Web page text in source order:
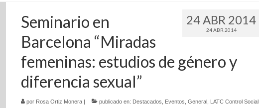
24 ABR 2014
24 ABR 2014
Seminario en
Barcelona “Miradas
femeninas: estudios de género y
diferencia sexual”
por Rosa Ortiz Monera| publicado en: Destacados Eventos General, LATC Control Social